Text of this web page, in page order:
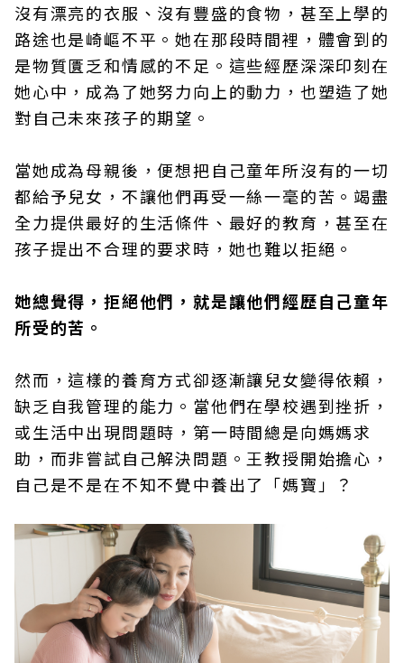
沒有漂亮的衣服、沒有豐盛的食物，甚至上學的
路途也是崎嶇不平。她在那段時間裡，體會到的
是物質匱乏和情感的不足。這些經歷深深印刻在
她心中，成為了她努力向上的動力，也塑造了她
對自己未來孩子的期望。
當她成為母親後，便想把自己童年所沒有的一切
都給予兒女，不讓他們再受一絲一毫的苦。竭盡
全力提供最好的生活條件、最好的教育，甚至在
孩子提出不合理的要求時，她也難以拒絕。
她總覺得，拒絕他們，就是讓他們經歷自己童年
所受的苦。
然而，這樣的養育方式卻逐漸讓兒女變得依賴，
缺乏自我管理的能力。當他們在學校遇到挫折，
或生活中出現問題時，第一時間總是向媽媽求
助，而非嘗試自己解決問題。王教授開始擔心，
自己是不是在不知不覺中養出了「媽寶」？